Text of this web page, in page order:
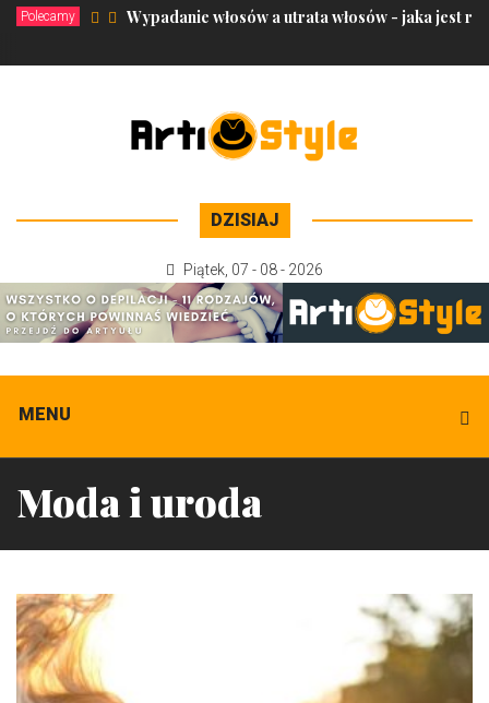
Polecamy Wypadanie włosów a utrata włosów - jaka jest
DZISIAJ
Piątek 07 - 08 - 2026
MENU
Moda i uroda